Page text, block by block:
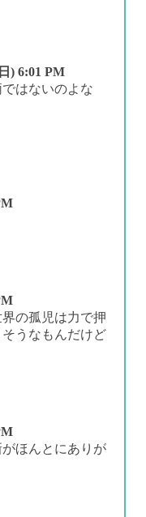
) 6:01 PM
はないのよな
の孤児は力で押
うなもんだけど
ほんとにありが